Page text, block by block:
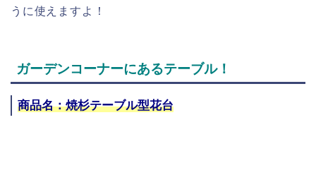
うに使えますよ！
ガーデンコーナーにあるテーブル！
商品名：焼杉テーブル型花台